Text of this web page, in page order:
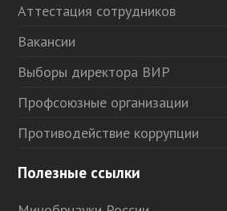
Аттестация сотрудников
Вакансии
Выборы директора ВИР
Профсоюзные организации
Противодействие коррупции
Полезные ссылки